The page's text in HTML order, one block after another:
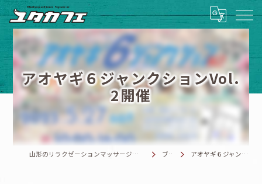
アオヤギ６ジャンクションVol.
2開催
山形のリラクゼーションマッサージならRelaxationSpace ユタカフェ ブログ アオヤギ６ジャンクションVol.2開催